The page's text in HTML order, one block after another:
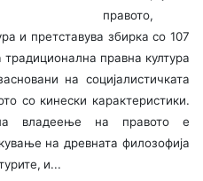
правото,
и претставува збирка со 107
правна култура
на социјалистичката
со кинески карактеристики.
на владеење на правото е
на древната филозофија
и...